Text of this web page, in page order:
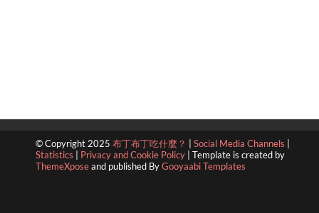
© Copyright 2025 布丁布丁吃什麼？ Social Media Channels
Statistics
Privacy and Cookie Policy
Template is created by
ThemeXposeand published ByGooyaabi Templates